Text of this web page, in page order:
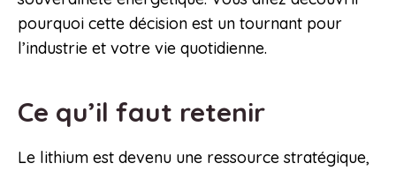
pourquoi cette décision est un tournant pour
l’industrie et votre vie quotidienne.
Ce qu’il faut retenir
Le lithium est devenu une ressource stratégique,